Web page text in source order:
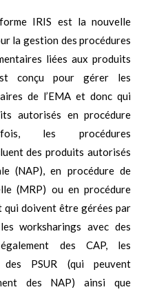
IRIS est la nouvelle
la gestion des procédures
liées aux produits
conçu pour gérer les
de l’EMA et donc qui
autorisés en procédure
les procédures
des produits autorisés
(NAP), en procédure de
(MRP) ou en procédure
qui doivent être gérées par
worksharings avec des
des CAP, les
des PSUR (qui peuvent
des NAP) ainsi que